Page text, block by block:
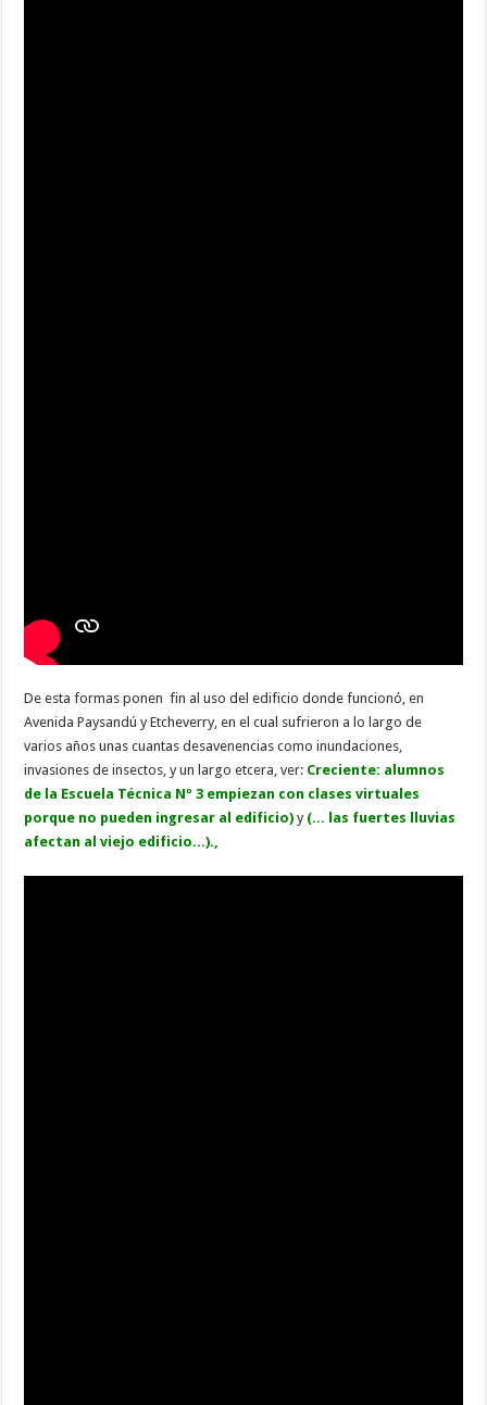
De esta formas ponen fin al uso del edificio donde funcionó, en
Avenida Paysandú y Etcheverry, en el cual sufrieron a lo largo de
varios años unas cuantas desavenencias como inundaciones,
invasiones de insectos, y un largo etcera, ver: Creciente: alumnos
de la Escuela Técnica Nº 3 empiezan con clases virtuales
porque no pueden ingresar al edificio)y (... las fuertes lluvias
afectan al viejo edificio...).,